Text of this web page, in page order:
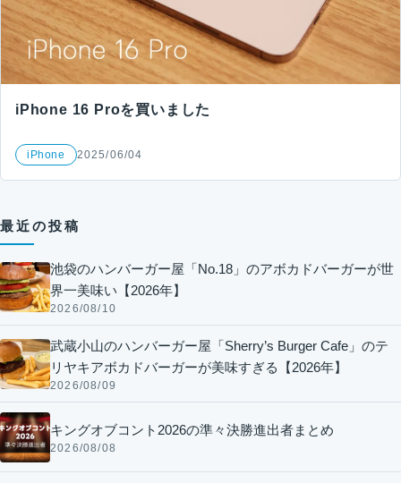
iPhone 16 Proを買いました
iPhone 2025/06/04
最近の投稿
池袋のハンバーガー屋「No.18」のアボカドバーガーが世
界一美味い【2026年】
2026/08/10
武蔵小山のハンバーガー屋「Sherry’s Burger Cafe」のテ
リヤキアボカドバーガーが美味すぎる【2026年】
2026/08/09
キングオブコント2026の準々決勝進出者まとめ
2026/08/08